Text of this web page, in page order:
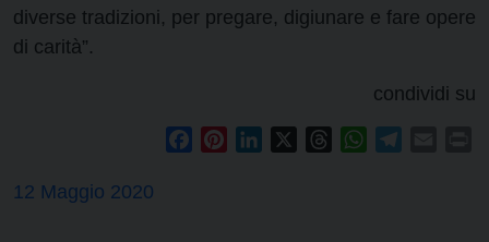
diverse tradizioni, per pregare, digiunare e fare opere
di carità”.
condividi su
FacebookPinterestLinkedIn ThreadsWhatsApp
12 Maggio 2020